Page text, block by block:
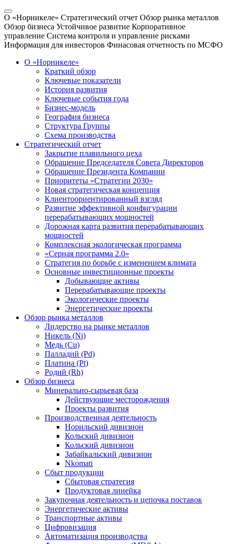
О «Норникеле» Стратегический отчет Обзор рынка металлов
Обзор бизнеса Устойчивое развитие Корпоративное
управление Система контроля и управление рисками
Информация для инвесторов Финасовая отчетность по МСФО
О «Норникеле»
Краткий обзор
Ключевые показатели
История развития
Ключевые события года
Бизнес-модель
География бизнеса
Структура Группы
Схема производства
Стратегический отчет
Закрытие плавильного цеха
Обращение Председателя Совета Директоров
Обращение Президента Компании
Приоритеты «Стратегии 2030»
Новая стратегическая концепция
Клиентоориентированный взгляд
Развитие эффективной конфигурации
перерабатывающих мощностей
Дорожная карта развития перерабатывающих
мощностей
Комплексная экологическая программа
«Серная программа 2.0»
Стратегия по борьбе с изменением климата
Основные инвестиционные проекты
Добывающие активы
Перерабатывающие проекты
Экологические проекты
Энергетические проекты
Обзор рынка металлов
Лидерство на рынке металлов
Никель (Ni)
Медь (Cu)
Палладий (Pd)
Платина (Pt)
Родий (Rh)
Обзор бизнеса
Минерально-сырьевая база
Действующие месторождения
Проекты развития
Производственная деятельность
Норильский дивизион
Кольский дивизион
Кольский дивизион
Забайкальский дивизион
Nkomati
Сбыт продукции
Сбытовая стратегия
Продуктовая линейка
Закупочная деятельность и цепочка поставок
Энергетические активы
Транспортные активы
Цифровизация
Автоматизация производства